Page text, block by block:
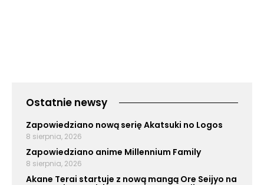
Ostatnie newsy
Zapowiedziano nową serię Akatsuki no Logos
8 sierpnia, 2026
Zapowiedziano anime Millennium Family
8 sierpnia, 2026
Akane Terai startuje z nową mangą Ore Seijyo na